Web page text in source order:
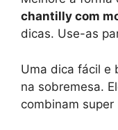
chantilly com
dicas. Use-as
Uma dica fácil e
na sobremesa.
combinam